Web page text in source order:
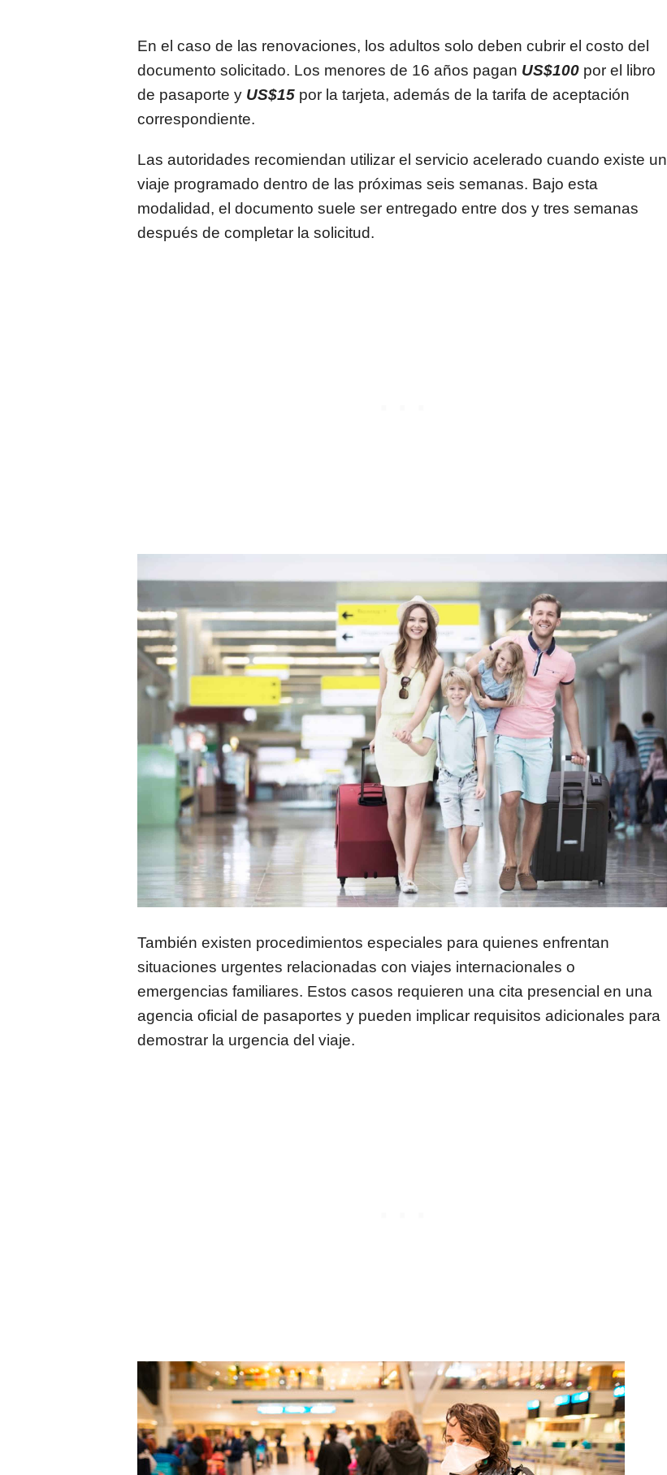
En el caso de las renovaciones, los adultos solo deben cubrir el costo del
documento solicitado. Los menores de 16 años pagan US$100 por el libro
de pasaporte y US$15 por la tarjeta, además de la tarifa de aceptación
correspondiente.
Las autoridades recomiendan utilizar el servicio acelerado cuando existe un
viaje programado dentro de las próximas seis semanas. Bajo esta
modalidad, el documento suele ser entregado entre dos y tres semanas
después de completar la solicitud.
También existen procedimientos especiales para quienes enfrentan
situaciones urgentes relacionadas con viajes internacionales o
emergencias familiares. Estos casos requieren una cita presencial en una
agencia oficial de pasaportes y pueden implicar requisitos adicionales para
demostrar la urgencia del viaje.